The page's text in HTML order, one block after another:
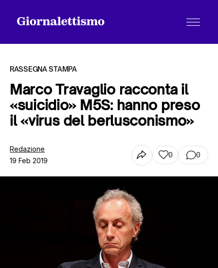
Tutti gli articoli
Chi siamo
RASSEGNA STAMPA
Marco Travaglio racconta il
«suicidio» M5S: hanno preso
il «virus del berlusconismo»
Redazione
19 Feb 2019
0 0